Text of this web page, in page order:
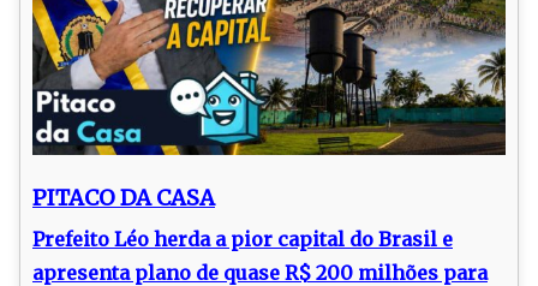
PITACO DA CASA
Prefeito Léo herda a pior capital do Brasil e
apresenta plano de quase R$ 200 milhões para